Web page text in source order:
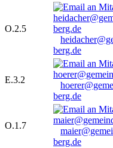
O.2.5
berg.de
E.3.2
berg.de
O.1.7
berg.de